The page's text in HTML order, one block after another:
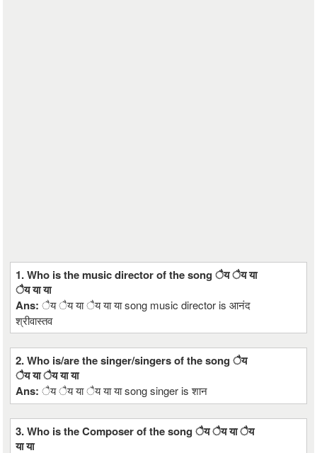
1. Who is the music director of the song ैय ैय या
ैय या या
Ans:ैय ैय या ैय या या song music director is आनंद
श्रीवास्तव
2. Who is/are the singer/singers of the song ैय
ैय या ैय या या
Ans:ैय ैय या ैय या या song singer is शान
3. Who is the Composer of the song ैय ैय या ैय
या या